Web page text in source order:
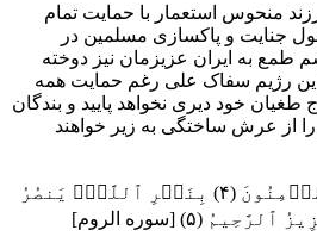
منحوس استعمار با حمایت تمام
جنایت و پاکسازی مسلمین در
به ایران عزیزمان نیز دوخته
این رژیم سفاک علی رغم حمایت همه
طغیان خود دیری نخواهد پایید و بندگان
را از عرش ساختگی به زیر خواهند
وَیَوۡمَئذࣲ یَفۡرَحُ ٱلۡمُؤۡمِنُونَ (۴) بِنَصۡرِ ٱللَّهِۚ یَنصُرُ
[سوره الروم]